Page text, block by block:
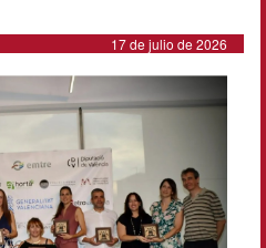
17 de julio de 2026